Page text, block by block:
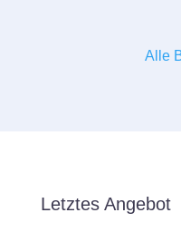
Alle
Letztes Angebot